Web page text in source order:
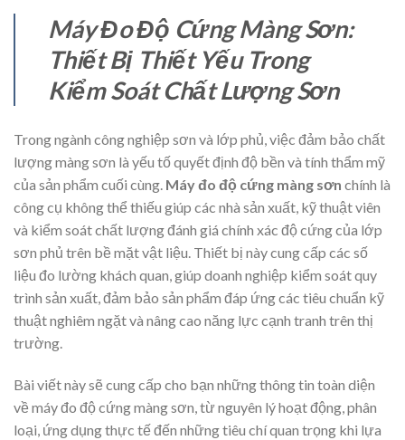
Máy Đo Độ Cứng Màng Sơn:
Thiết Bị Thiết Yếu Trong
Kiểm Soát Chất Lượng Sơn
Trong ngành công nghiệp sơn và lớp phủ, việc đảm bảo chất
lượng màng sơn là yếu tố quyết định độ bền và tính thẩm mỹ
của sản phẩm cuối cùng. Máy đo độ cứng màng sơn chính là
công cụ không thể thiếu giúp các nhà sản xuất, kỹ thuật viên
và kiểm soát chất lượng đánh giá chính xác độ cứng của lớp
sơn phủ trên bề mặt vật liệu. Thiết bị này cung cấp các số
liệu đo lường khách quan, giúp doanh nghiệp kiểm soát quy
trình sản xuất, đảm bảo sản phẩm đáp ứng các tiêu chuẩn kỹ
thuật nghiêm ngặt và nâng cao năng lực cạnh tranh trên thị
trường.
Bài viết này sẽ cung cấp cho bạn những thông tin toàn diện
về máy đo độ cứng màng sơn, từ nguyên lý hoạt động, phân
loại, ứng dụng thực tế đến những tiêu chí quan trọng khi lựa